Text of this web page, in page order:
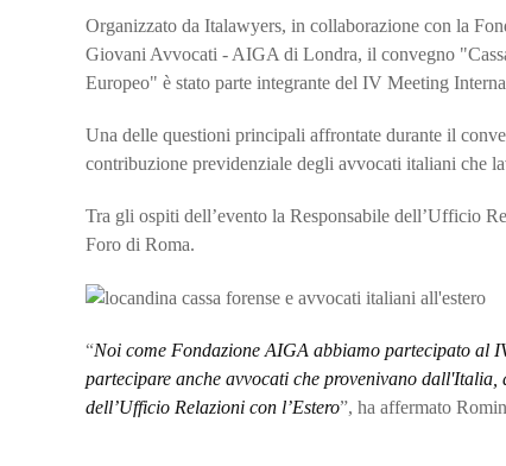
Organizzato da Italawyers, in collaborazione con la
Giovani Avvocati - AIGA di Londra, il convegno
Europeo" è stato parte integrante del IV Meeting
Una delle questioni principali affrontate durante il
contribuzione previdenziale degli avvocati italiani che
Tra gli ospiti dell’evento la Responsabile dell’Ufficio
Foro di Roma.
“Noi come Fondazione AIGA abbiamo partecipato al
partecipare anche avvocati che provenivano
dell’Ufficio Relazioni con l’Estero”, ha affermato